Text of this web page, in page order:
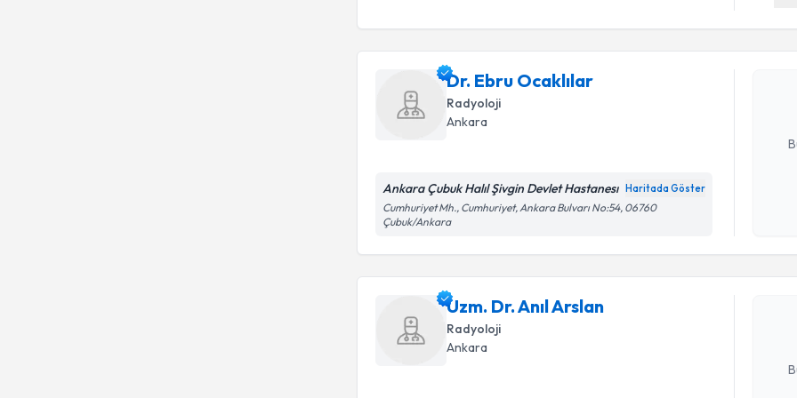
Dr. Ebru Ocaklılar
Radyoloji
Ankara
Ankara Çubuk Halıl Şivgin Devlet Hastanesı Haritada Göster
Cumhuriyet Mh., Cumhuriyet, Ankara Bulvarı No:54, 06760
Çubuk/Ankara
Dr. Ebru
uzmandan
Uzm. Dr. Anıl Arslan
Radyoloji
Ankara
Uzm. Dr.
bu